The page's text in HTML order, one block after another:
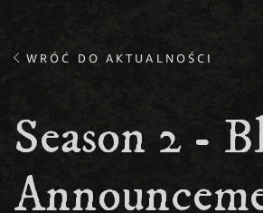
WRÓĆ DO AKTUALNOŚCI
Season 2 -